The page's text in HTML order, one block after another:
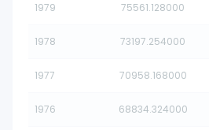
1979 75561.128000
1978 73197.254000
1977 70958.168000
1976 68834.324000